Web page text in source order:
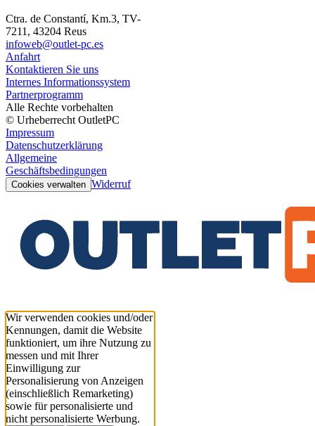
Ctra. de Constantí, Km.3, TV-
7211, 43204 Reus
infoweb@outlet-pc.es
Anfahrt
Kontaktieren Sie uns
Internes Informationssystem
Partnerprogramm
Alle Rechte vorbehalten
© Urheberrecht OutletPC
Impressum
Datenschutzerklärung
Allgemeine
Geschäftsbedingungen
Cookies verwalten Widerruf
Wir verwenden cookies und/oder
Kennungen, damit die Website
funktioniert, um ihre Nutzung zu
messen und mit Ihrer
Einwilligung zur
Personalisierung von Anzeigen
(einschließlich Remarketing)
sowie für personalisierte und
nicht personalisierte Werbung.